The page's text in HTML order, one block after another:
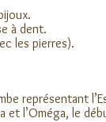
à dent.
les pierres).
représentant
et l’Oméga, le